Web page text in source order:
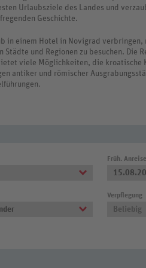
Urlaubsziele des Landes und
Geschichte.
in einem Hotel in Novigrad verbringen,
Städte und Regionen zu besuchen. Die
viele Möglichkeiten, die kroatische
antiker und römischer
bekannt, liegt an der Küste
und eignet sich perfekt für einen
bei Umag ist besonders privat und
in einem Hotel in Novigrads Altstadt
Früh. Anreise
Verpflegung
Beliebig